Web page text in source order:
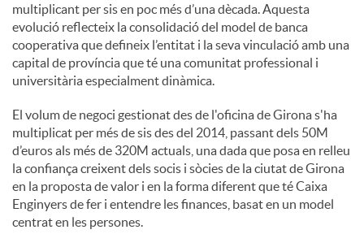
multiplicant per sis en poc més d’una dècada. Aquesta
evolució reflecteix la consolidació del model de banca
cooperativa que defineix l’entitat i la seva vinculació amb una
capital de província que té una comunitat professional i
universitària especialment dinàmica.
El volum de negoci gestionat des de l'oficina de Girona s'ha
multiplicat per més de sis des del 2014, passant dels 50M
d’euros als més de 320M actuals, una dada que posa en relleu
la confiança creixent dels socis i sòcies de la ciutat de Girona
en la proposta de valor i en la forma diferent que té Caixa
Enginyers de fer i entendre les finances, basat en un model
centrat en les persones.